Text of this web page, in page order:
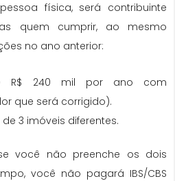
física, será contribuinte
quem cumprir, ao mesmo
no ano anterior:
R$ 240 mil por ano com
que será corrigido).
3 imóveis diferentes.
você não preenche os dois
você não pagará IBS/CBS